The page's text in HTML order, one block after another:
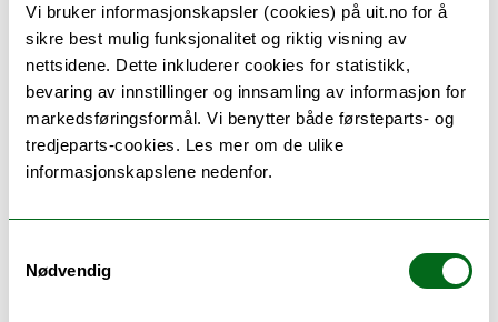
Vi bruker informasjonskapsler (cookies) på uit.no for å
sikre best mulig funksjonalitet og riktig visning av
nettsidene. Dette inkluderer cookies for statistikk,
bevaring av innstillinger og innsamling av informasjon for
markedsføringsformål. Vi benytter både førsteparts- og
tredjeparts-cookies. Les mer om de ulike
informasjonskapslene nedenfor.
Nødvendig
Foto: Adnan Ičagić, Norges arktiske universitetsmuseum
Vern av samisk ressursgrunnlag – noen trekk ved